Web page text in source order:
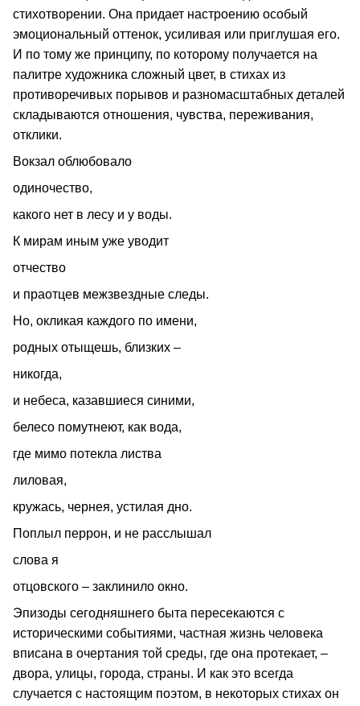
стихотворении. Она придает настроению особый
эмоциональный оттенок, усиливая или приглушая его.
И по тому же принципу, по которому получается на
палитре художника сложный цвет, в стихах из
противоречивых порывов и разномасштабных деталей
складываются отношения, чувства, переживания,
отклики.
Вокзал облюбовало
одиночество,
какого нет в лесу и у воды.
К мирам иным уже уводит
отчество
и праотцев межзвездные следы.
Но, окликая каждого по имени,
родных отыщешь, близких –
никогда,
и небеса, казавшиеся синими,
белесо помутнеют, как вода,
где мимо потекла листва
лиловая,
кружась, чернея, устилая дно.
Поплыл перрон, и не расслышал
слова я
отцовского – заклинило окно.
Эпизоды сегодняшнего быта пересекаются с
историческими событиями, частная жизнь человека
вписана в очертания той среды, где она протекает, –
двора, улицы, города, страны. И как это всегда
случается с настоящим поэтом, в некоторых стихах он